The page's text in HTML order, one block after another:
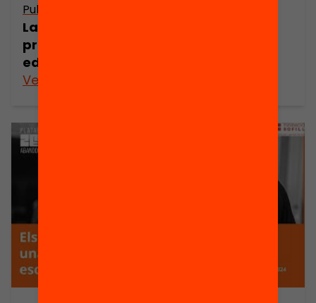
Publicació
La legislatura de l’educació: Reptes i
propostes per millorar l’equitat
educativa
Veure’n més